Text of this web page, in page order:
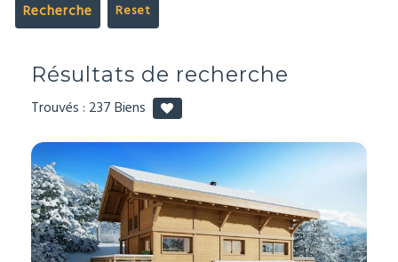
Recherche
Résultats de recherche
Trouvés : 237Biens